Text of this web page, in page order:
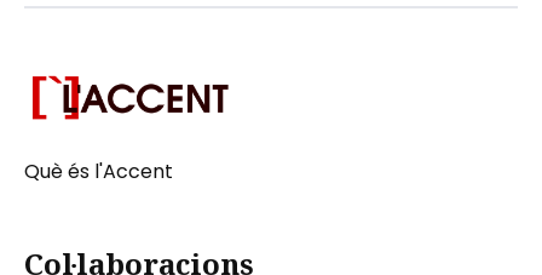
Què és l'Accent
Col·laboracions